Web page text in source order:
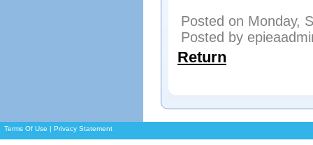
Posted on Monday,
Posted by
Return
Terms Of Use | Privacy Statement